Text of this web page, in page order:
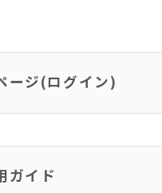
ージ(ログイン)
ガイド